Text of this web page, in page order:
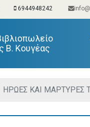
6944948242
Β. Κουγέας
ΗΡΩΕΣ ΚΑΙ ΜΑΡΤΥΡΕΣ